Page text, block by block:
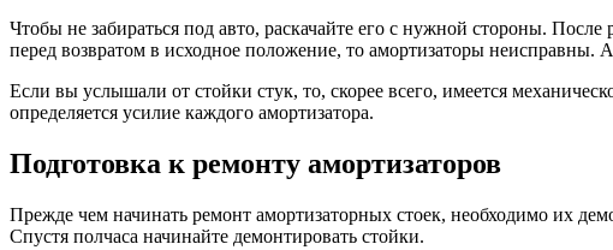
Чтобы не забираться под авто, раскачайте его с нужной стороны.
перед возвратом в исходное положение, то амортизаторы неисправны.
Если вы услышали от стойки стук, то, скорее всего, имеется
определяется усилие каждого амортизатора.
Подготовка к ремонту амортизаторов
Прежде чем начинать ремонт амортизаторных стоек, необходимо их
Спустя полчаса начинайте демонтировать стойки.